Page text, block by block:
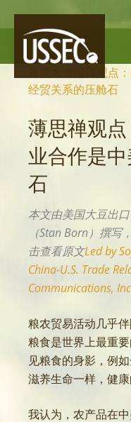
大豆新
薄思禅观点
经贸关系的压舱石
薄思禅观
业合作是
石
本文由美国大豆出
（Stan Born）撰
击查看原文Led by
China-U.S. Trade
Communications,
粮农贸易活动几乎
粮食是世界上最重
见粮食的身影，例
滋养生命一样，健
我认为，农产品在